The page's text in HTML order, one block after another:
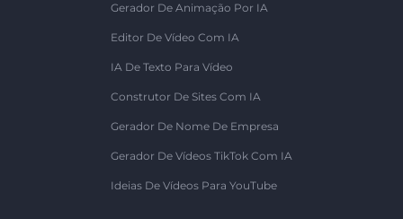
Gerador De Animação Por IA
Editor De Vídeo Com IA
IA De Texto Para Vídeo
Construtor De Sites Com IA
Gerador De Nome De Empresa
Gerador De Vídeos TikTok Com IA
Ideias De Vídeos Para YouTube